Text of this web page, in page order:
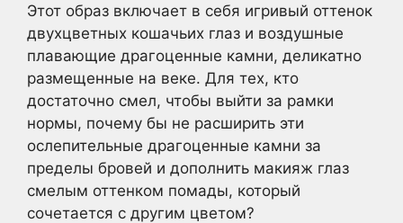
Этот образ включает в себя игривый оттенок
двухцветных кошачьих глаз и воздушные
плавающие драгоценные камни, деликатно
размещенные на веке. Для тех, кто
достаточно смел, чтобы выйти за рамки
нормы, почему бы не расширить эти
ослепительные драгоценные камни за
пределы бровей и дополнить макияж глаз
смелым оттенком помады, который
сочетается с другим цветом?